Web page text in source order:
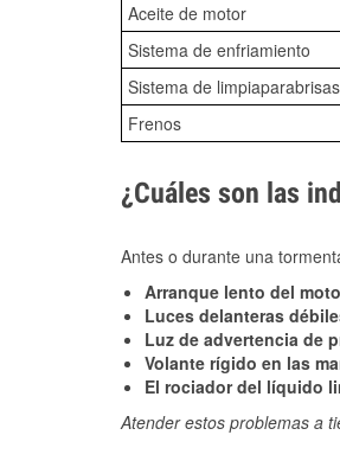
Aceite de motor
Sistema de enfriamiento
Sistema de limpiaparabrisas
Frenos
¿Cuáles son las
Antes o durante una
Arranque lento del
Luces delanteras
Luz de advertencia de
Volante rígido en las
El rociador del líquido
Atender estos problemas a